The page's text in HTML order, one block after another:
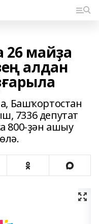
26 майҙа
алдан
Башҡортостан
7336 депутат
800-ҙән ашыу